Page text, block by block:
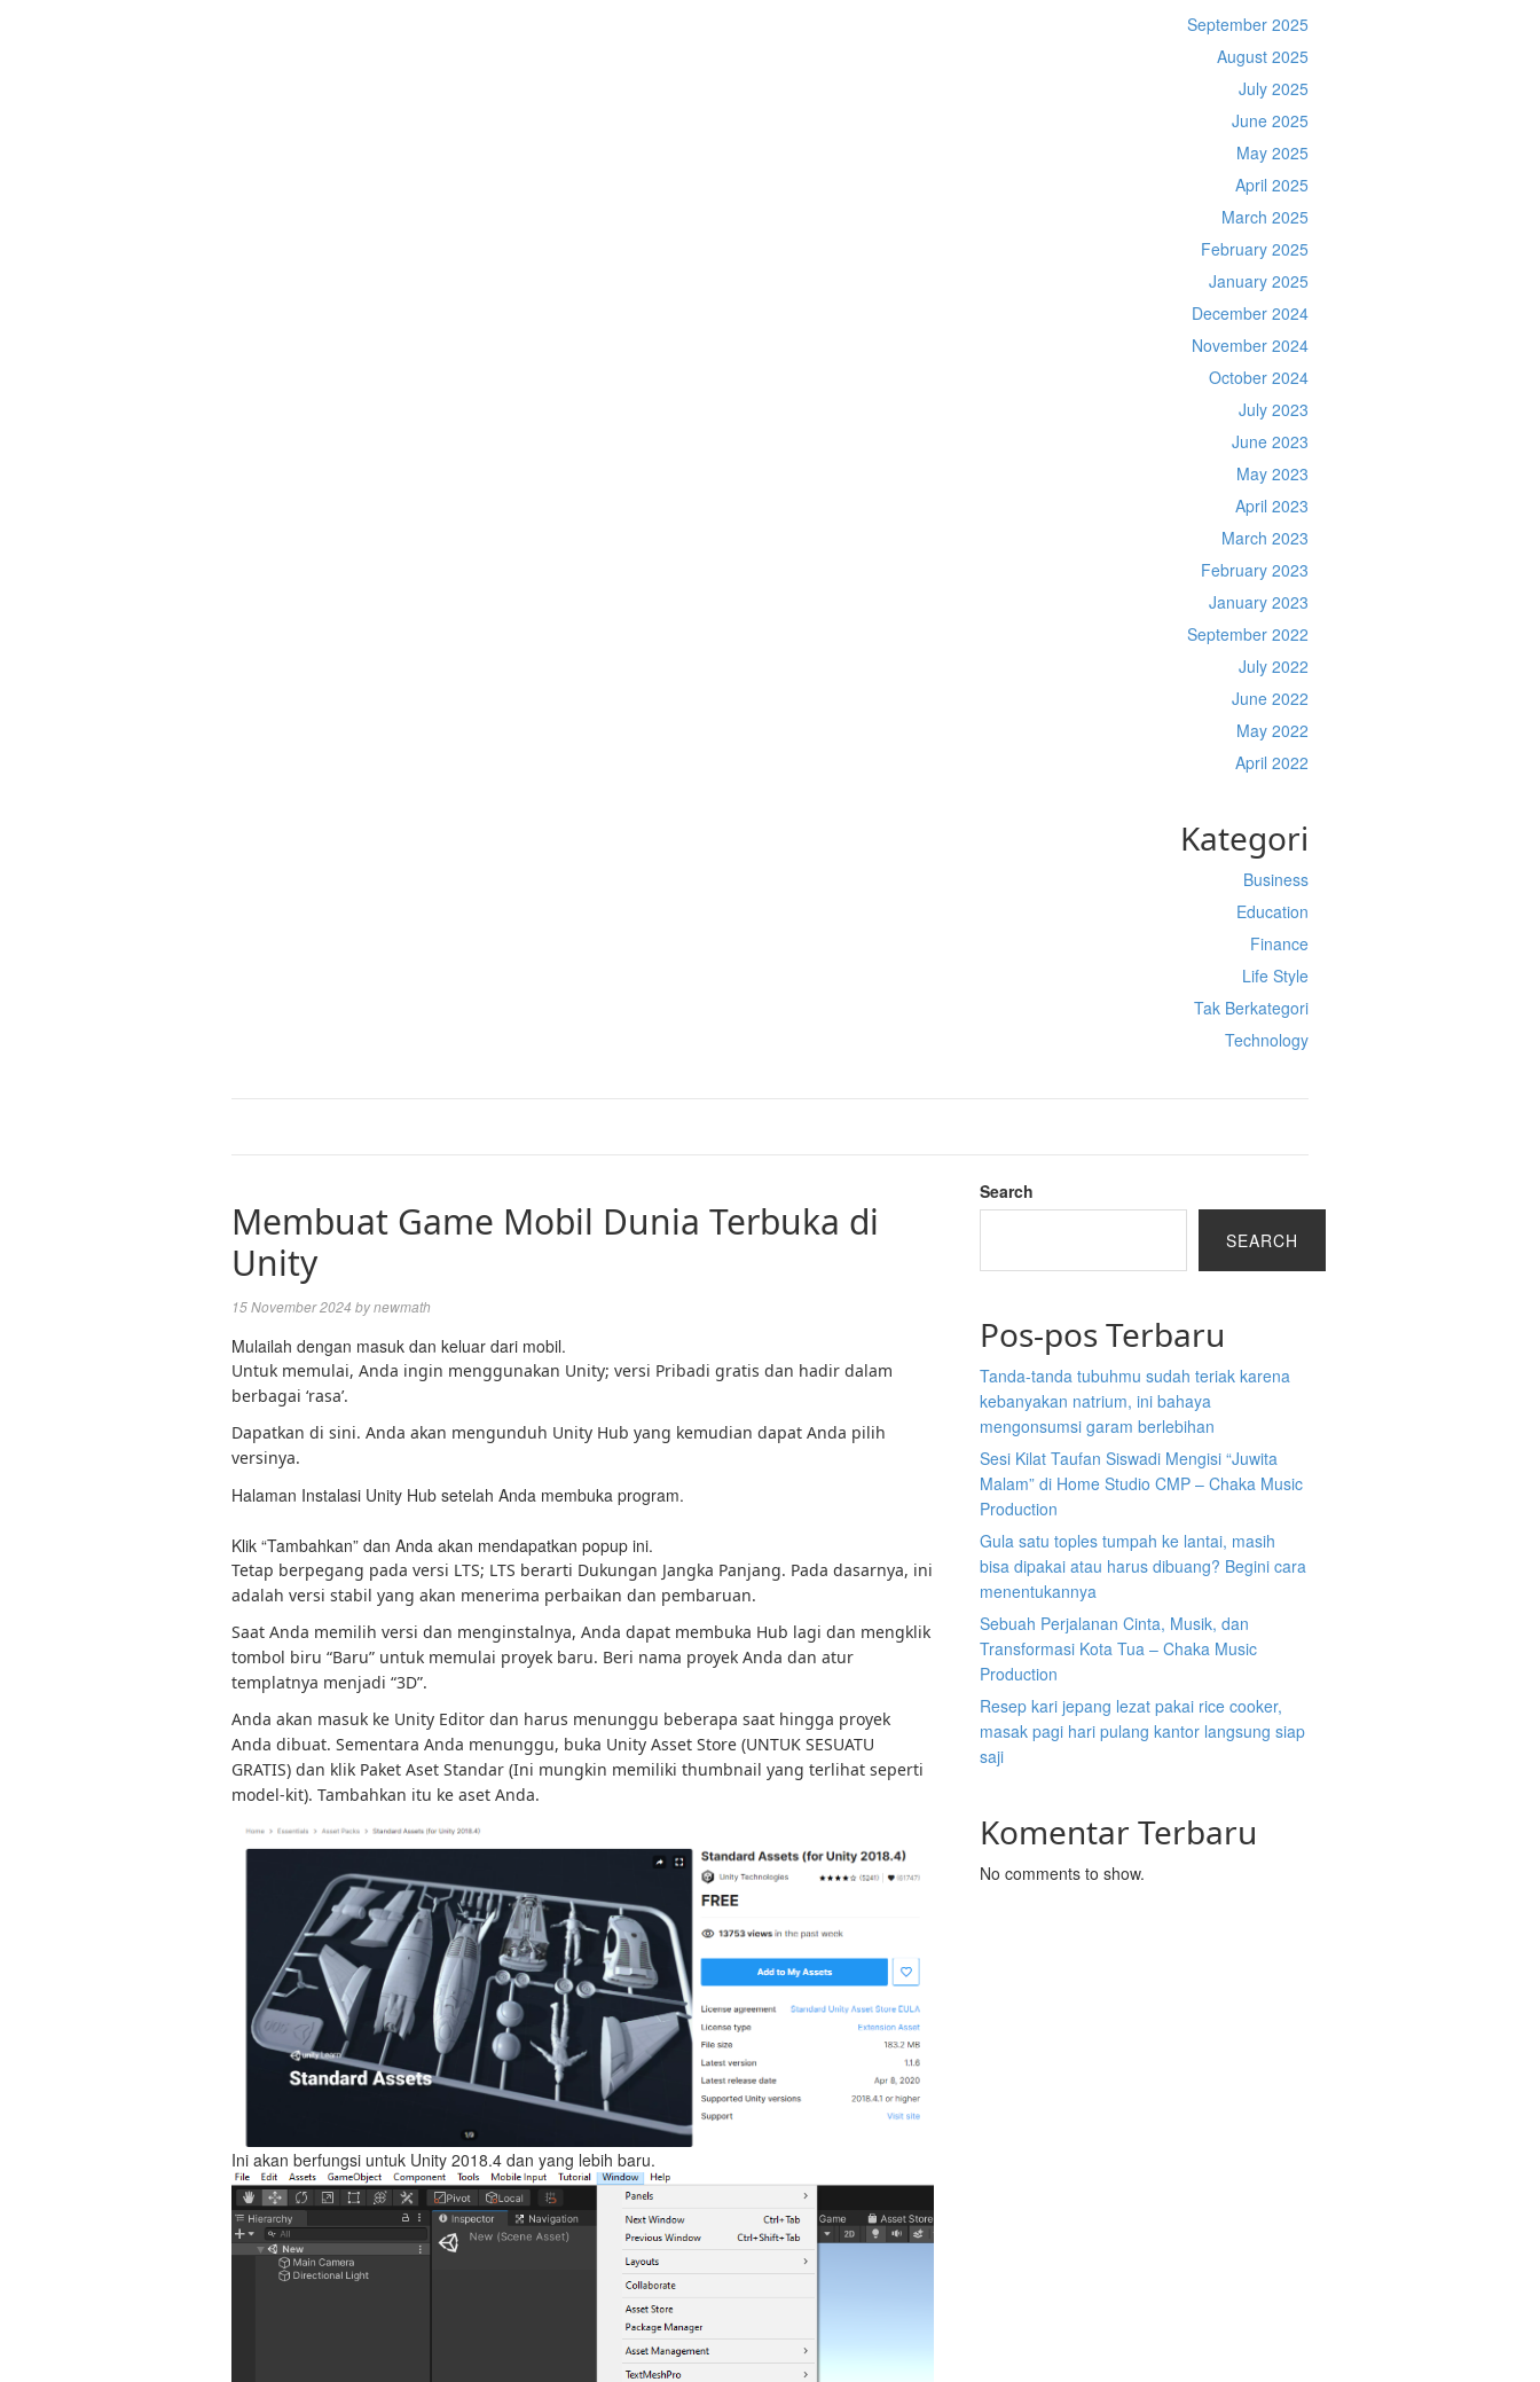
September 2025
August 2025
July 2025
June 2025
May 2025
April 2025
March 2025
February 2025
January 2025
December 2024
November 2024
October 2024
July 2023
June 2023
May 2023
April 2023
March 2023
February 2023
January 2023
September 2022
July 2022
June 2022
May 2022
April 2022
Kategori
Business
Education
Finance
Life Style
Tak Berkategori
Technology
Membuat Game Mobil Dunia Terbuka di
Unity
15 November 2024 bynewmath
Mulailah dengan masuk dan keluar dari mobil.
Untuk memulai, Anda ingin menggunakan Unity; versi Pribadi gratis dan hadir dalam
berbagai ‘rasa’.
Dapatkan di sini. Anda akan mengunduh Unity Hub yang kemudian dapat Anda pilih
versinya.
Halaman Instalasi Unity Hub setelah Anda membuka program.
Klik “Tambahkan” dan Anda akan mendapatkan popup ini.
Tetap berpegang pada versi LTS; LTS berarti Dukungan Jangka Panjang. Pada dasarnya, ini
adalah versi stabil yang akan menerima perbaikan dan pembaruan.
Saat Anda memilih versi dan menginstalnya, Anda dapat membuka Hub lagi dan mengklik
tombol biru “Baru” untuk memulai proyek baru. Beri nama proyek Anda dan atur
templatnya menjadi “3D”.
Anda akan masuk ke Unity Editor dan harus menunggu beberapa saat hingga proyek
Anda dibuat. Sementara Anda menunggu, buka Unity Asset Store (UNTUK SESUATU
GRATIS) dan klik Paket Aset Standar (Ini mungkin memiliki thumbnail yang terlihat seperti
model-kit). Tambahkan itu ke aset Anda.
Ini akan berfungsi untuk Unity 2018.4 dan yang lebih baru.
Search
SEARCH
Pos-pos Terbaru
Tanda-tanda tubuhmu sudah teriak karena
kebanyakan natrium, ini bahaya
mengonsumsi garam berlebihan
Sesi Kilat Taufan Siswadi Mengisi “Juwita
Malam” di Home Studio CMP – Chaka Music
Production
Gula satu toples tumpah ke lantai, masih
bisa dipakai atau harus dibuang? Begini cara
menentukannya
Sebuah Perjalanan Cinta, Musik, dan
Transformasi Kota Tua – Chaka Music
Production
Resep kari jepang lezat pakai rice cooker,
masak pagi hari pulang kantor langsung siap
saji
Komentar Terbaru
No comments to show.